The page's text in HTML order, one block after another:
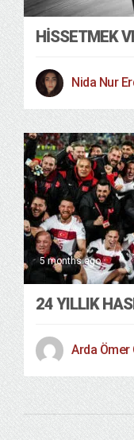
HISSETMEK
Nida Nur
5 months ago
24 YILLIK
Arda Ömer